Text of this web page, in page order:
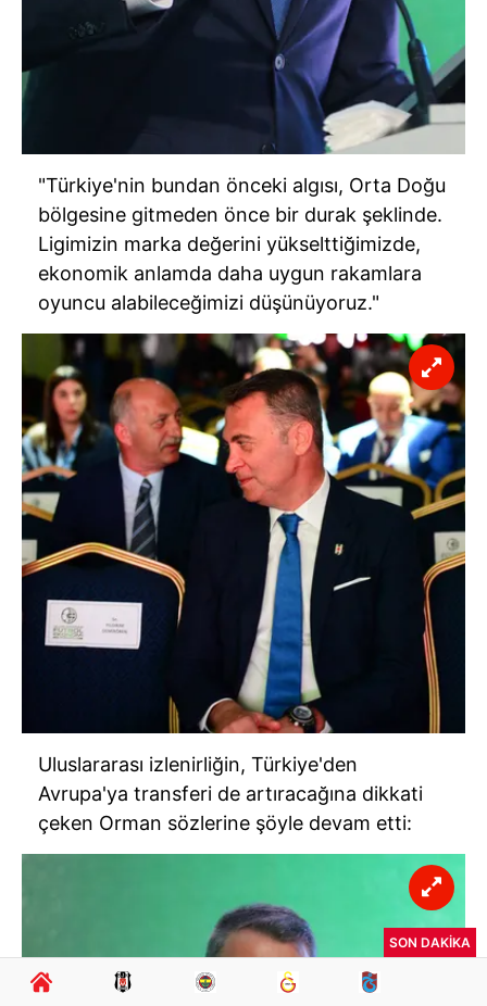
"Türkiye'nin bundan önceki algısı, Orta Doğu
bölgesine gitmeden önce bir durak şeklinde.
Ligimizin marka değerini yükselttiğimizde,
ekonomik anlamda daha uygun rakamlara
oyuncu alabileceğimizi düşünüyoruz."
Uluslararası izlenirliğin, Türkiye'den
Avrupa'ya transferi de artıracağına dikkati
çeken Orman sözlerine şöyle devam etti:
SON DAKİKA